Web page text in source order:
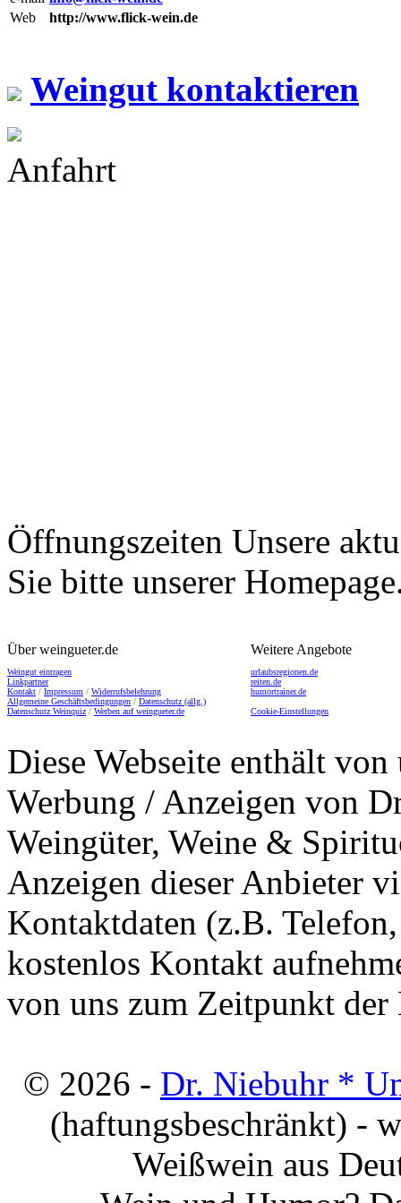
Web
http://www.flick-wein.de
Weingut kontaktieren
Anfahrt
Öffnungszeiten Unsere
Sie bitte unserer
Über weingueter.de
Weingut eintragen
Linkpartner
Kontakt / Impressum / Widerrufsbelehrung
Allgemeine Geschäftsbedingungen / Datenschutz (allg.)
Datenschutz Weinquiz / Werben auf weingueter.de
Weitere Angebote
urlaubsregionen.de
reiten.de
humortrainer.de
Cookie-Einstellungen
Diese Webseite enthält
Werbung / Anzeigen von
Weingüter, Weine &
Anzeigen dieser Anbieter
Kontaktdaten (z.B.
kostenlos Kontakt
von uns zum Zeitpunkt
© 2026 - Dr. Niebuhr *
(haftungsbeschränkt) -
Weißwein aus